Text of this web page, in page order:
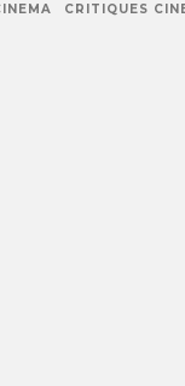
CRITIQUES